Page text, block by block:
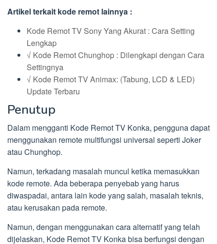
Artikel terkait kode remot lainnya :
Kode Remot TV Sony Yang Akurat : Cara Setting
Lengkap
√ Kode Remot Chunghop : Dilengkapi dengan Cara
Settingnya
√ Kode Remot TV Animax: (Tabung, LCD & LED)
Update Terbaru
Penutup
Dalam mengganti Kode Remot TV Konka, pengguna dapat
menggunakan remote multifungsi universal seperti Joker
atau Chunghop.
Namun, terkadang masalah muncul ketika memasukkan
kode remote. Ada beberapa penyebab yang harus
diwaspadai, antara lain kode yang salah, masalah teknis,
atau kerusakan pada remote.
Namun, dengan menggunakan cara alternatif yang telah
dijelaskan, Kode Remot TV Konka bisa berfungsi dengan